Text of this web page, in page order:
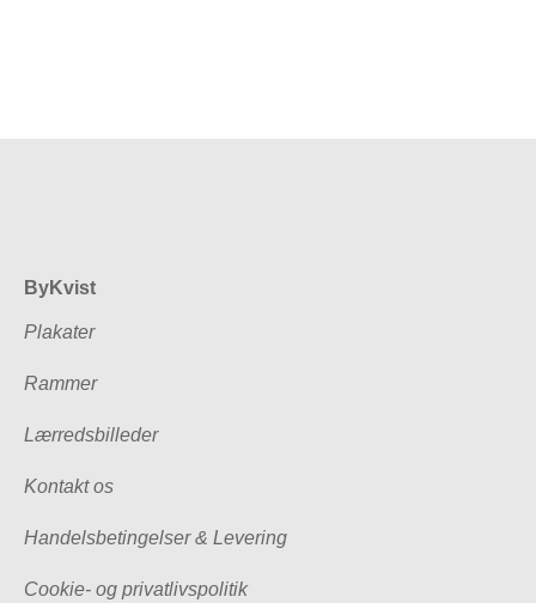
ByKvist
Plakater
Rammer
Lærredsbilleder
Kontakt os
Handelsbetingelser & Levering
Cookie- og privatlivspolitik